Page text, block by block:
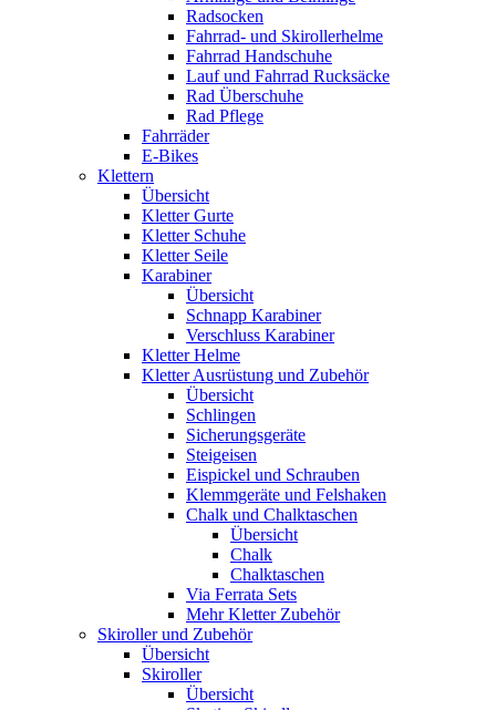
Radsocken
Fahrrad- und Skirollerhelme
Fahrrad Handschuhe
Lauf und Fahrrad Rucksäcke
Rad Überschuhe
Rad Pflege
Fahrräder
E-Bikes
Klettern
Übersicht
Kletter Gurte
Kletter Schuhe
Kletter Seile
Karabiner
Übersicht
Schnapp Karabiner
Verschluss Karabiner
Kletter Helme
Kletter Ausrüstung und Zubehör
Übersicht
Schlingen
Sicherungsgeräte
Steigeisen
Eispickel und Schrauben
Klemmgeräte und Felshaken
Chalk und Chalktaschen
Übersicht
Chalk
Chalktaschen
Via Ferrata Sets
Mehr Kletter Zubehör
Skiroller und Zubehör
Übersicht
Skiroller
Übersicht